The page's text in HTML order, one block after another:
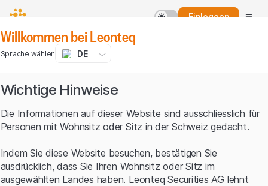
Einloggen
Willkommen bei Leonteq
Sprache wählen DE
Wichtige Hinweise
Die Informationen auf dieser Website sind ausschliesslich für
Personen mit Wohnsitz oder Sitz in der Schweiz gedacht.
Indem Sie diese Website besuchen, bestätigen Sie
ausdrücklich, dass Sie Ihren Wohnsitz oder Sitz im
ausgewählten Landes haben. Leonteq Securities AG lehnt